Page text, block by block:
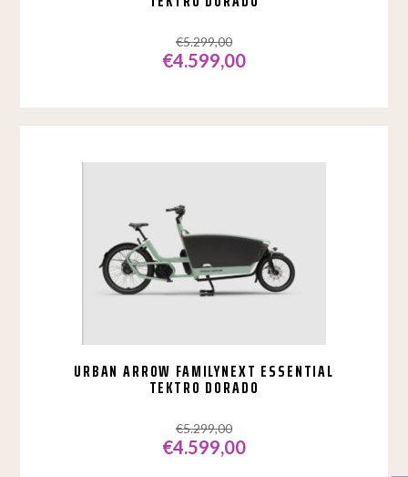
€5.299,00
Oorspronkelijke
prijs
€5.299,00.
€4.599,00
Huidige
prijs
€4.599,00.
URBAN ARROW FAMILYNEXT ESSENTIAL
TEKTRO DORADO
€5.299,00
Oorspronkelijke
prijs
€4.599,00
Huidige
prijs